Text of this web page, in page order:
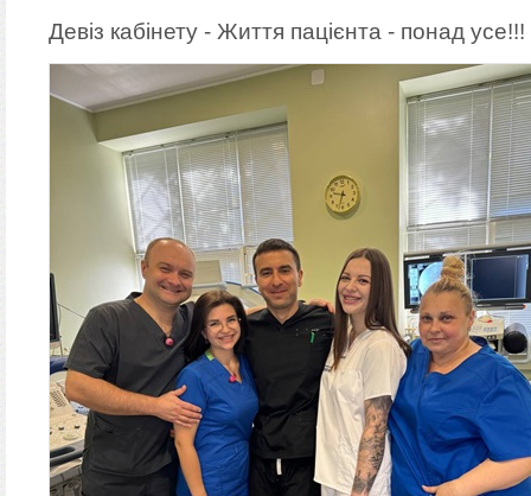
Девіз кабінету - Життя пацієнта - понад усе!!!